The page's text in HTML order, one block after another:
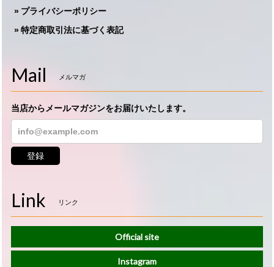
プライバシーポリシー
特定商取引法に基づく表記
Mail メルマガ
当店からメールマガジンをお届けいたします。
登録
Link リンク
Official site
Instagram